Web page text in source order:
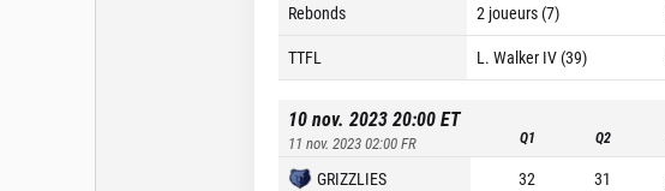
Rebonds
2 joueurs (7)
TTFL
L. Walker IV (39)
10 nov. 2023 20:00ET
11 nov. 2023 02:00FR Q1 Q2
GRIZZLIES 32 31